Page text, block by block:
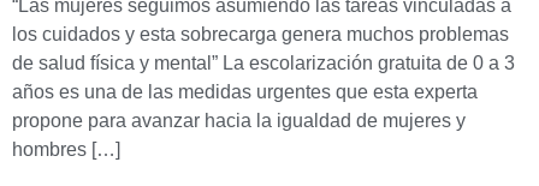
“Las mujeres seguimos asumiendo las tareas vinculadas a
los cuidados y esta sobrecarga genera muchos problemas
de salud física y mental” La escolarización gratuita de 0 a 3
años es una de las medidas urgentes que esta experta
propone para avanzar hacia la igualdad de mujeres y
hombres […]